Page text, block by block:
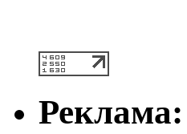
Реклама: